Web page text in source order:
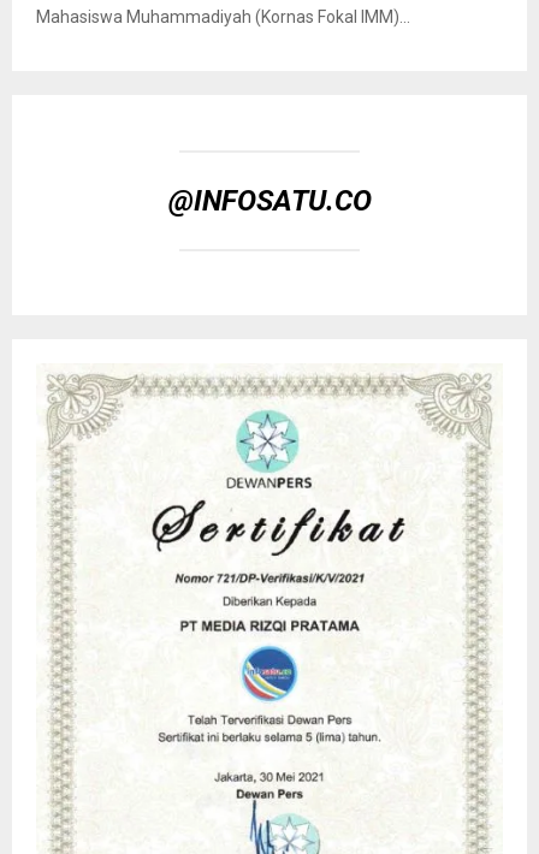
Mahasiswa Muhammadiyah (Kornas Fokal IMM)...
@INFOSATU.CO